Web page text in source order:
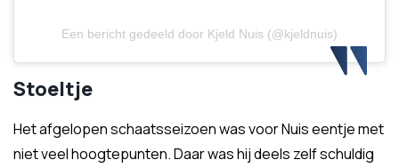
Een bericht gedeeld door Kjeld Nuis (@kjeldnuis)
Stoeltje
Het afgelopen schaatsseizoen was voor Nuis eentje met
niet veel hoogtepunten. Daar was hij deels zelf schuldig